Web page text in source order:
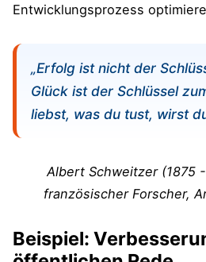
Entwicklungsprozess
„Erfolg ist nicht der
Glück ist der Schlüssel
liebst, was du tust, wirst
Albert Schweitzer (1875
französischer Forscher,
Beispiel: